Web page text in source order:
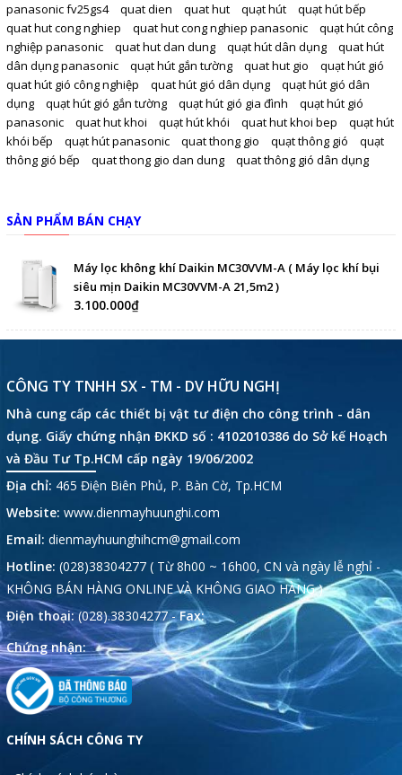
panasonic fv25gs4 quat dien quat hut quạt hút
quạt hút bếp
quat hut cong nghiep
quat hut cong nghiep panasonic
quạt hút công
nghiệp panasonic
quat hut dan dung quạt hút dân dụng
quat hút
dân dụng panasonic
quạt hút gắn tường quat hut gio
quạt hút gió
quat hút gió công nghiệp
quat hút gió dân dụng
quạt hút gió dân
dụng
quạt hút gió gắn tường quạt hút gió gia đình
quạt hút gió
panasonic
quat hut khoi quạt hút khói quat hut khoi bep
quạt hút
khói bếp
quạt hút panasonic quat thong gio quạt thông gió
quạt
thông gió bếp
quat thong gio dan dung quat thông gió dân dụng
SẢN PHẨM BÁN CHẠY
Máy lọc không khí Daikin MC30VVM-A ( Máy lọc khí bụi
siêu mịn Daikin MC30VVM-A 21,5m2 )
3.100.000₫
CÔNG TY TNHH SX - TM - DV HỮU NGHỊ
Nhà cung cấp các thiết bị vật tư điện cho công trình - dân
dụng. Giấy chứng nhận ĐKKD số : 4102010386 do Sở kế Hoạch
và Đầu Tư Tp.HCM cấp ngày 19/06/2002
Địa chỉ: 465 Điện Biên Phủ, P. Bàn Cờ, Tp.HCM
Website: www.dienmayhuunghi.com
Email: dienmayhuunghihcm@gmail.com
Hotline: (028)38304277 ( Từ 8h00 ~ 16h00, CN và ngày lễ nghỉ -
KHÔNG BÁN HÀNG ONLINE VÀ KHÔNG GIAO HÀNG )
Điện thoại:(028).38304277 -Fax:
Chứng nhận:
CHÍNH SÁCH CÔNG TY